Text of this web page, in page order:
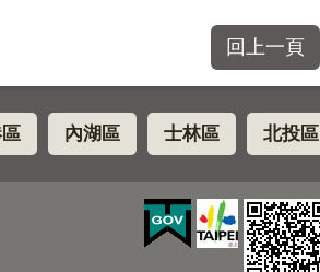
回上一頁
內湖區 士林區 北投區